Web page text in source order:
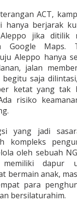
ACT,
hanya berjarak
jika ditilik
Google Maps.
Aleppo hanya
jalan
saja
ketat yang tak
risiko
yang jadi
kompleks
oleh sebuah
dapur
bermain anak,
para
bersilaturahim.